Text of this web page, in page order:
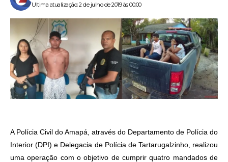
Ultima atualização: 2 de julho de 2019 às 00:00
A Polícia Civil do Amapá, através do Departamento de Polícia do
Interior (DPI) e Delegacia de Polícia de Tartarugalzinho, realizou
uma operação com o objetivo de cumprir quatro mandados de